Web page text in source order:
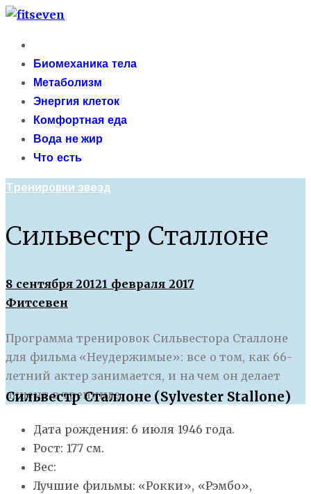
Skip
content
сайт о метаболизме и энергетической адаптации
организма после 40 лет
Primary
MenuБиомеханика тела
Метаболизм
Энергия клеток
Комфортная еда
Вода не жир
Что есть
Тренировки звезд
Сильвестр Сталлоне
8 сентября 20121 февраля 2017
Фитсевен
Программа тренировок Сильвестора Сталлоне
для фильма «Неудержимые»: все о том, как 66-
летний актер занимается, и на чем он делает
акцент в тренинге.
Сильвестр Сталлоне (Sylvester Stallone)
Дата рождения: 6 июля 1946 года.
Рост: 177 см.
Вес:
Лучшие фильмы: «Рокки», «Рэмбо»,